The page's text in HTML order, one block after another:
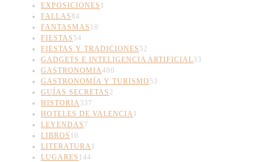
EXPOSICIONES 1
FALLAS84
FANTASMAS 10
FIESTAS 54
FIESTAS Y TRADICIONES 52
GADGETS E INTELIGENCIA ARTIFICIAL33
GASTRONOMIA400
GASTRONOMÍA Y TURISMO 53
GUÍAS SECRETAS 2
HISTORIA337
HOTELES DE VALENCIA1
LEYENDAS 7
LIBROS 10
LITERATURA1
LUGARES 144